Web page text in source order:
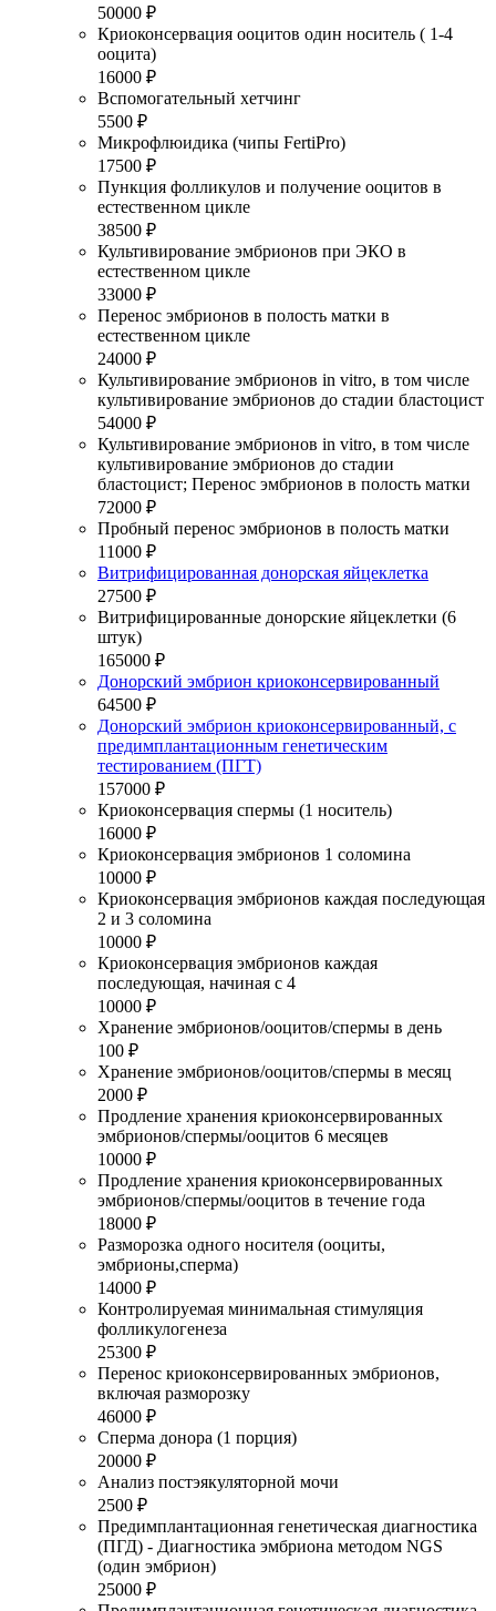
50000 ₽
Криоконсервация ооцитов один носитель ( 1-4
ооцита)
16000 ₽
Вспомогательный хетчинг
5500 ₽
Микрофлюидика (чипы FertiPro)
17500 ₽
Пункция фолликулов и получение ооцитов в
естественном цикле
38500 ₽
Культивирование эмбрионов при ЭКО в
естественном цикле
33000 ₽
Перенос эмбрионов в полость матки в
естественном цикле
24000 ₽
Культивирование эмбрионов in vitro, в том числе
культивирование эмбрионов до стадии бластоцист
54000 ₽
Культивирование эмбрионов in vitro, в том числе
культивирование эмбрионов до стадии
бластоцист; Перенос эмбрионов в полость матки
72000 ₽
Пробный перенос эмбрионов в полость матки
11000 ₽
Витрифицированная донорская яйцеклетка
27500 ₽
Витрифицированные донорские яйцеклетки (6
штук)
165000 ₽
Донорский эмбрион криоконсервированный
64500 ₽
Донорский эмбрион криоконсервированный, с
предимплантационным генетическим
тестированием (ПГТ)
157000 ₽
Криоконсервация спермы (1 носитель)
16000 ₽
Криоконсервация эмбрионов 1 соломина
10000 ₽
Криоконсервация эмбрионов каждая последующая
2 и 3 соломина
10000 ₽
Криоконсервация эмбрионов каждая
последующая, начиная с 4
10000 ₽
Хранение эмбрионов/ооцитов/спермы в день
100 ₽
Хранение эмбрионов/ооцитов/спермы в месяц
2000 ₽
Продление хранения криоконсервированных
эмбрионов/спермы/ооцитов 6 месяцев
10000 ₽
Продление хранения криоконсервированных
эмбрионов/спермы/ооцитов в течение года
18000 ₽
Разморозка одного носителя (ооциты,
эмбрионы,сперма)
14000 ₽
Контролируемая минимальная стимуляция
фолликулогенеза
25300 ₽
Перенос криоконсервированных эмбрионов,
включая разморозку
46000 ₽
Сперма донора (1 порция)
20000 ₽
Анализ постэякуляторной мочи
2500 ₽
Предимплантационная генетическая диагностика
(ПГД) - Диагностика эмбриона методом NGS
(один эмбрион)
25000 ₽